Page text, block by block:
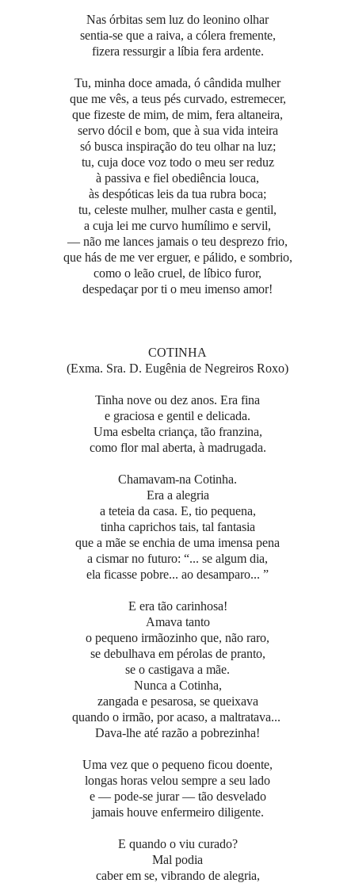
Nas órbitas sem luz do leonino olhar
sentia-se que a raiva, a cólera fremente,
fizera ressurgir a líbia fera ardente.
Tu, minha doce amada, ó cândida mulher
que me vês, a teus pés curvado, estremecer,
que fizeste de mim, de mim, fera altaneira,
servo dócil e bom, que à sua vida inteira
só busca inspiração do teu olhar na luz;
tu, cuja doce voz todo o meu ser reduz
à passiva e fiel obediência louca,
às despóticas leis da tua rubra boca;
tu, celeste mulher, mulher casta e gentil,
a cuja lei me curvo humílimo e servil,
— não me lances jamais o teu desprezo frio,
que hás de me ver erguer, e pálido, e sombrio,
como o leão cruel, de líbico furor,
despedaçar por ti o meu imenso amor!
COTINHA
(Exma. Sra. D. Eugênia de Negreiros Roxo)
Tinha nove ou dez anos. Era fina
e graciosa e gentil e delicada.
Uma esbelta criança, tão franzina,
como flor mal aberta, à madrugada.
Chamavam-na Cotinha.
Era a alegria
a teteia da casa. E, tio pequena,
tinha caprichos tais, tal fantasia
que a mãe se enchia de uma imensa pena
a cismar no futuro: “... se algum dia,
ela ficasse pobre... ao desamparo... ”
E era tão carinhosa!
Amava tanto
o pequeno irmãozinho que, não raro,
se debulhava em pérolas de pranto,
se o castigava a mãe.
Nunca a Cotinha,
zangada e pesarosa, se queixava
quando o irmão, por acaso, a maltratava...
Dava-lhe até razão a pobrezinha!
Uma vez que o pequeno ficou doente,
longas horas velou sempre a seu lado
e — pode-se jurar — tão desvelado
jamais houve enfermeiro diligente.
E quando o viu curado?
Mal podia
caber em se, vibrando de alegria,